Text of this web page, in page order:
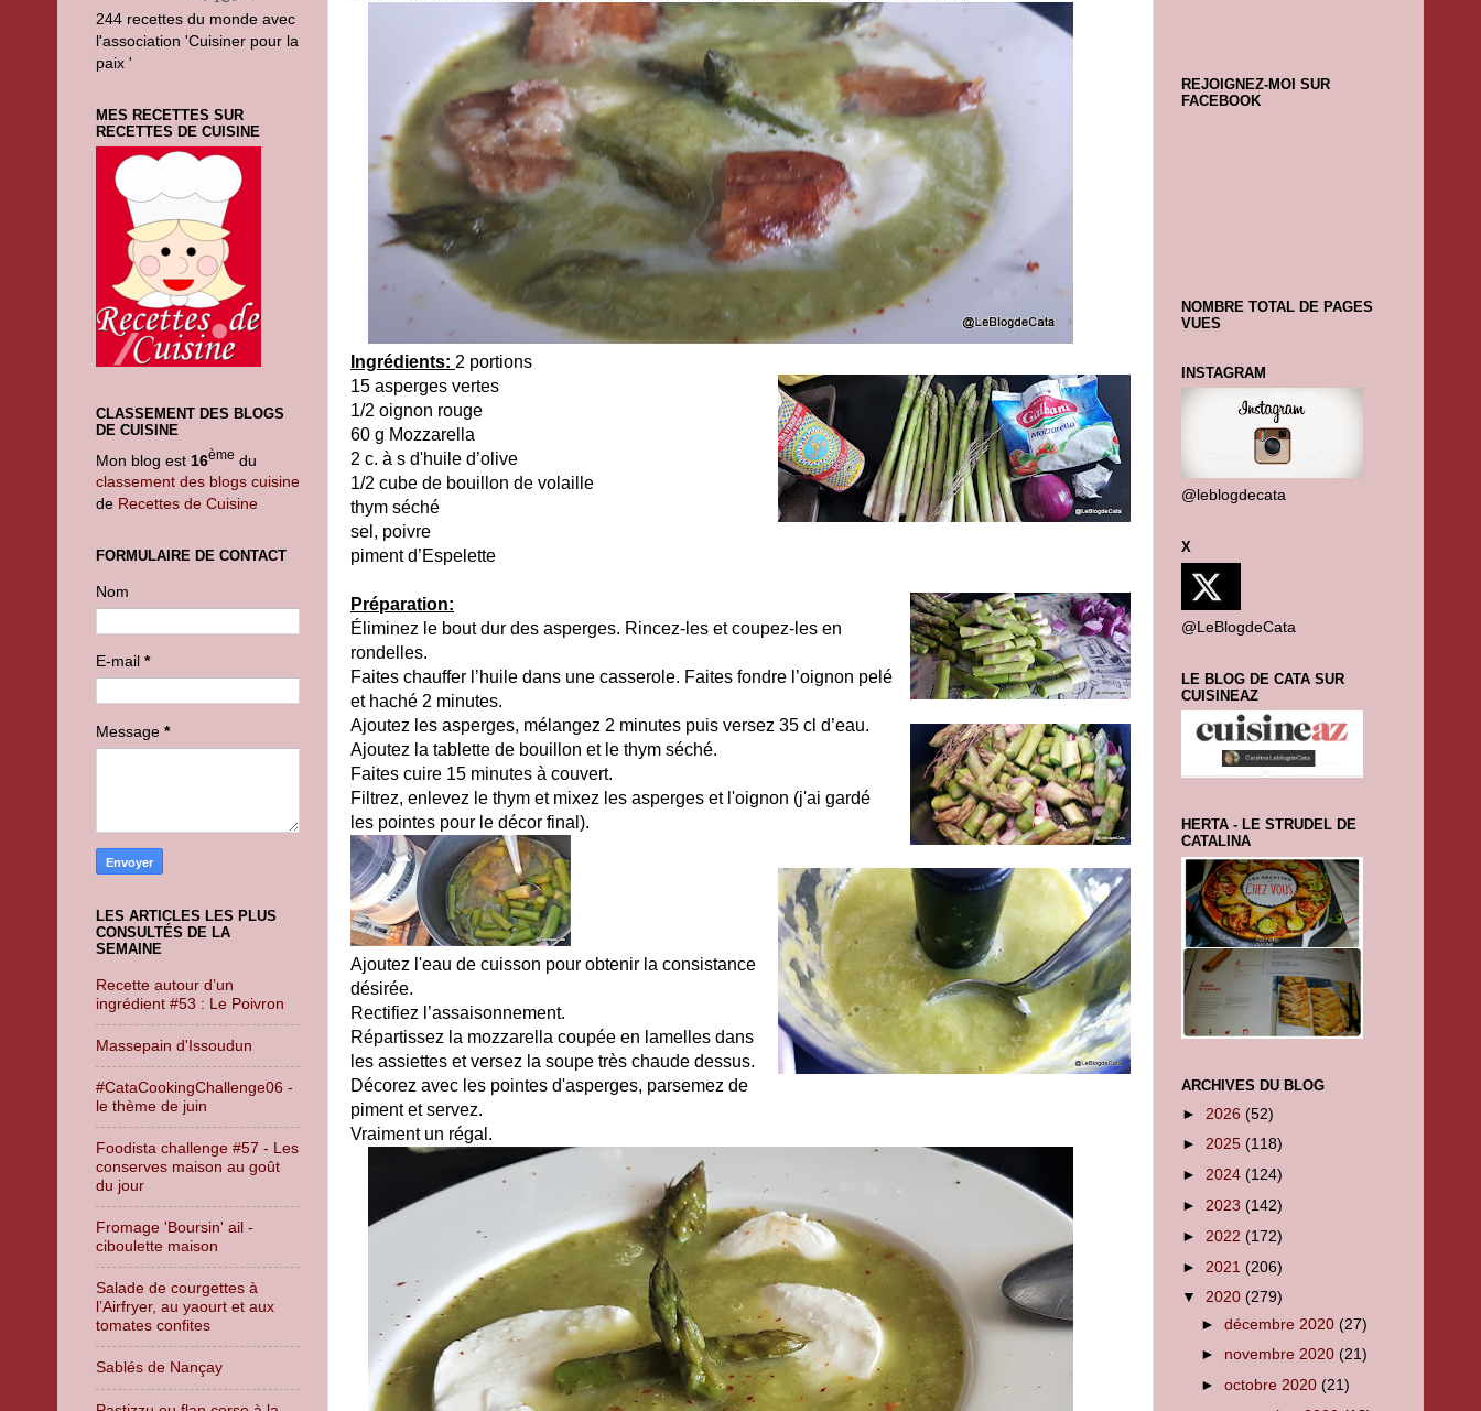
Ingrédients: 2 portions
15 asperges vertes
1/2 oignon rouge
60 g Mozzarella
2 c. à s d'huile d’olive
1/2 cube de bouillon de volaille
thym séché
sel, poivre
piment d’Espelette
Préparation:
Éliminez le bout dur des asperges. Rincez-les et coupez-les en
rondelles.
Faites chauffer l’huile dans une casserole. Faites fondre l’oignon pelé
et haché 2 minutes.
Ajoutez les asperges, mélangez 2 minutes puis versez 35 cl d’eau.
Ajoutez la tablette de bouillon et le thym séché.
Faites cuire 15 minutes à couvert.
Filtrez, enlevez le thym et mixez les asperges et l'oignon (j'ai gardé
les pointes pour le décor final).
Ajoutez l'eau de cuisson pour obtenir la consistance
désirée.
Rectifiez l’assaisonnement.
Répartissez la mozzarella coupée en lamelles dans
les assiettes et versez la soupe très chaude dessus.
Décorez avec les pointes d'asperges, parsemez de
piment et servez.
Vraiment un régal.
244 recettes du monde avec
l'association 'Cuisiner pour la
paix '
MES RECETTES SUR
RECETTES DE CUISINE
CLASSEMENT DES BLOGS
DE CUISINE
Mon blog est 16ème du
classement des blogs cuisine
de Recettes de Cuisine
FORMULAIRE DE CONTACT
Nom
E-mail *
Message *
LES ARTICLES LES PLUS
CONSULTÉS DE LA
SEMAINE
Recette autour d’un
ingrédient #53 : Le Poivron
Massepain d'Issoudun
#CataCookingChallenge06 -
le thème de juin
Foodista challenge #57 - Les
conserves maison au goût
du jour
Fromage 'Boursin' ail -
ciboulette maison
Salade de courgettes à
l’Airfryer, au yaourt et aux
tomates confites
Sablés de Nançay
REJOIGNEZ-MOI SUR
FACEBOOK
NOMBRE TOTAL DE PAGES
VUES
INSTAGRAM
@leblogdecata
X
@LeBlogdeCata
LE BLOG DE CATA SUR
CUISINEAZ
HERTA - LE STRUDEL DE
CATALINA
ARCHIVES DU BLOG
► 2026 (52)
► 2025 (118)
► 2024 (124)
► 2023 (142)
► 2022 (172)
► 2021 (206)
▼ 2020 (279)
►décembre 2020(27)
► novembre 2020(21)
►octobre 2020(21)